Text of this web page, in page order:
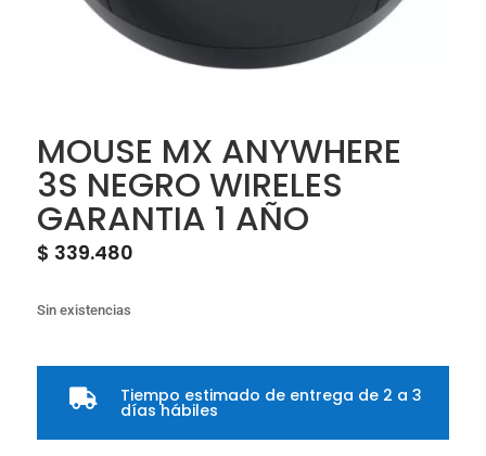
MOUSE MX ANYWHERE
3S NEGRO WIRELES
GARANTIA 1 AÑO
$ 339.480
Sin existencias
 Tiempo estimado de entrega de 2 a 3
días hábiles